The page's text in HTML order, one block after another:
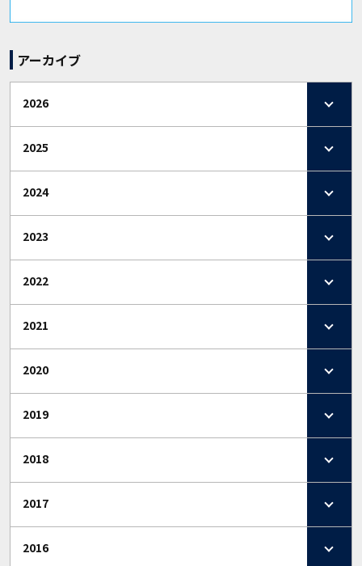
アーカイブ
2026
2025
2024
2023
2022
2021
2020
2019
2018
2017
2016